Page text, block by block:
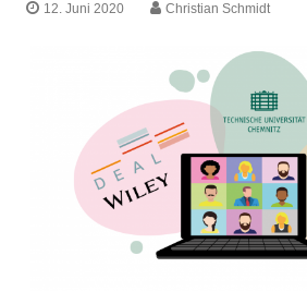
12. Juni 2020 Christian Schmidt